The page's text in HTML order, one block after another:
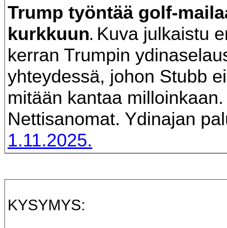
Trump työntää golf-
kurkkuun. Kuva julkaistu
kerran Trumpin
yhteydessä, johon Stubb
mitään kantaa milloinkaan.
Nettisanomat. Ydinajan
1.11.2025.
KYSYMYS: